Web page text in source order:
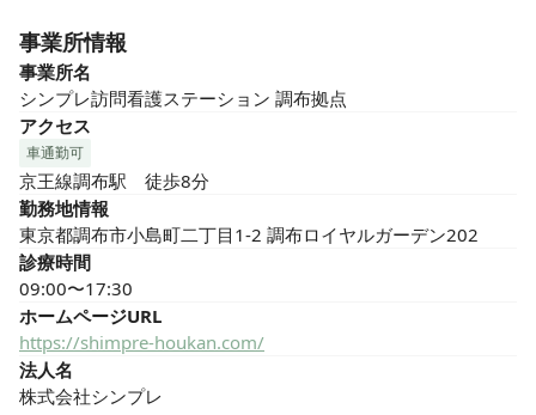
事業所情報
事業所名
シンプレ訪問看護ステーション 調布拠点
アクセス
車通勤可
京王線調布駅　徒歩8分
勤務地情報
東京都調布市小島町二丁目1-2 調布ロイヤルガーデン202
診療時間
09:00〜17:30
ホームページURL
https://shimpre-houkan.com/
法人名
株式会社シンプレ